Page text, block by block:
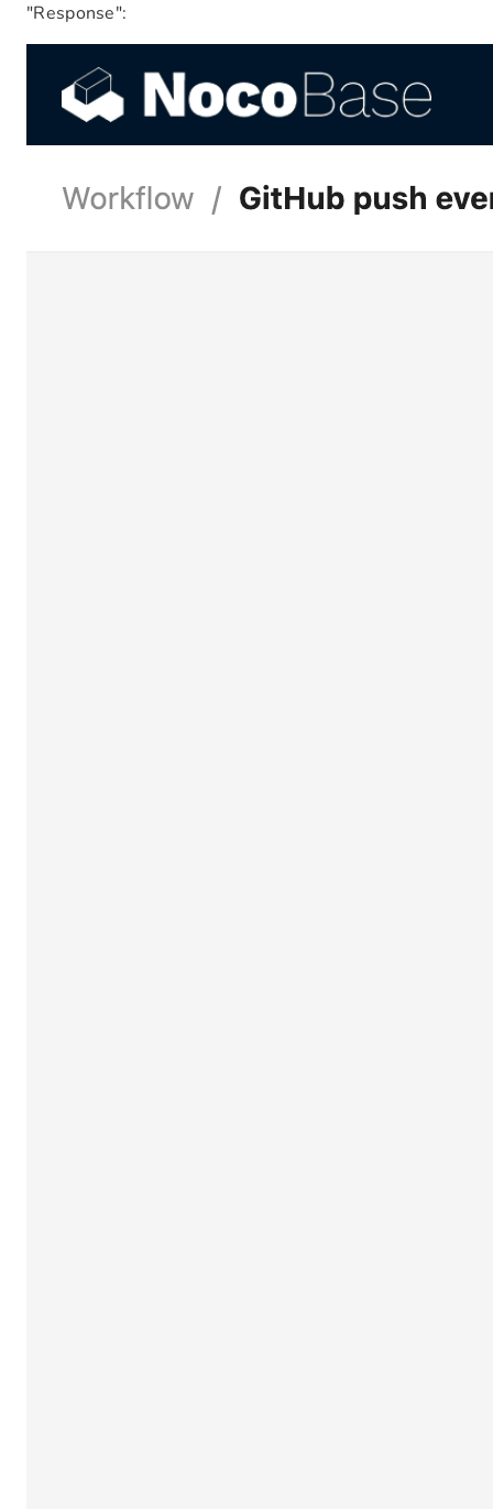
"Response":